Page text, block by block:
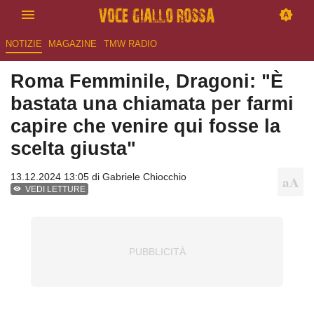
NOTIZIE MAGAZINE TMW RADIO
Roma Femminile, Dragoni: "È
bastata una chiamata per farmi
capire che venire qui fosse la
scelta giusta"
13.12.2024 13:05 di Gabriele Chiocchio
VEDI LETTURE